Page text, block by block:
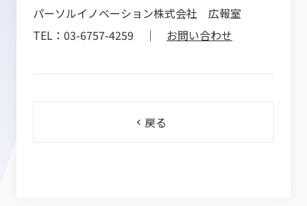
パーソルイノベーション株式会社 広報室
TEL：03-6757-4259 ｜ お問い合わせ
戻る